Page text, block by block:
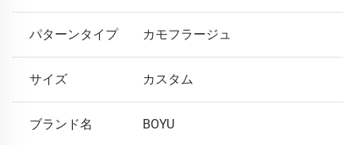
パターンタイプ カモフラージュ
サイズ カスタム
ブランド名 BOYU